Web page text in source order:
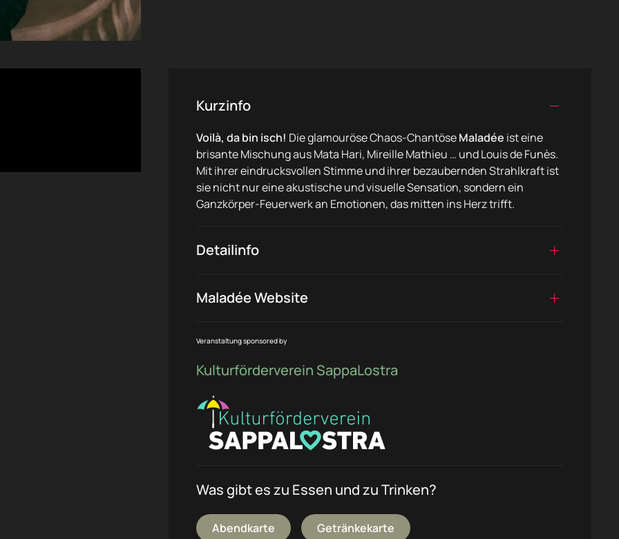
Kurzinfo
Voilà, da bin isch! Die glamouröse Chaos-ChantöseMaladée ist eine
brisante Mischung aus Mata Hari, Mireille Mathieu … und Louis de Funès.
Mit ihrer eindrucksvollen Stimme und ihrer bezaubernden Strahlkraft ist
sie nicht nur eine akustische und visuelle Sensation, sondern ein
Ganzkörper-Feuerwerk an Emotionen, das mitten ins Herz trifft.
Detailinfo
Maladée Website
Veranstaltung sponsored by
Kulturförderverein SappaLostra
Was gibt es zu Essen und zu Trinken?
Abendkarte Getränkekarte